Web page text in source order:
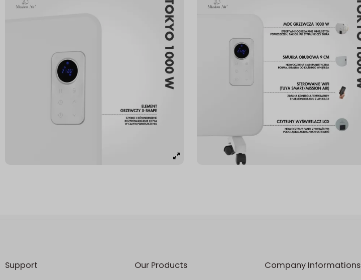
Support Our Products Company Informations